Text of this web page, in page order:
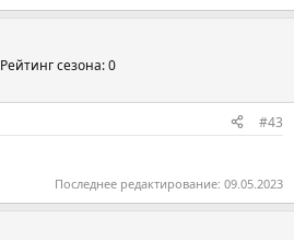
Рейтинг сезона: 0
#43
Последнее редактирование: 09.05.2023